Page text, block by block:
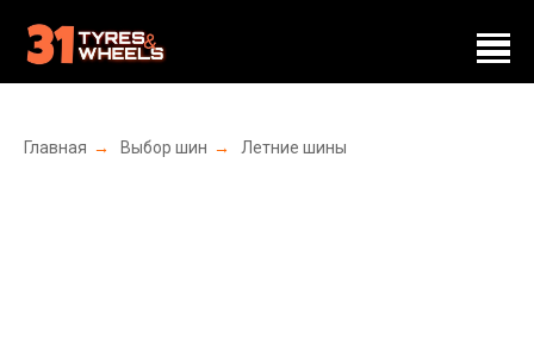
Главная → Выбор шин → Летние шины